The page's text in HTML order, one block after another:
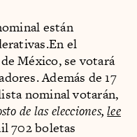
están
el
México, se votará
Además de 17
nominal votarán,
de las elecciones,lee
702 boletas